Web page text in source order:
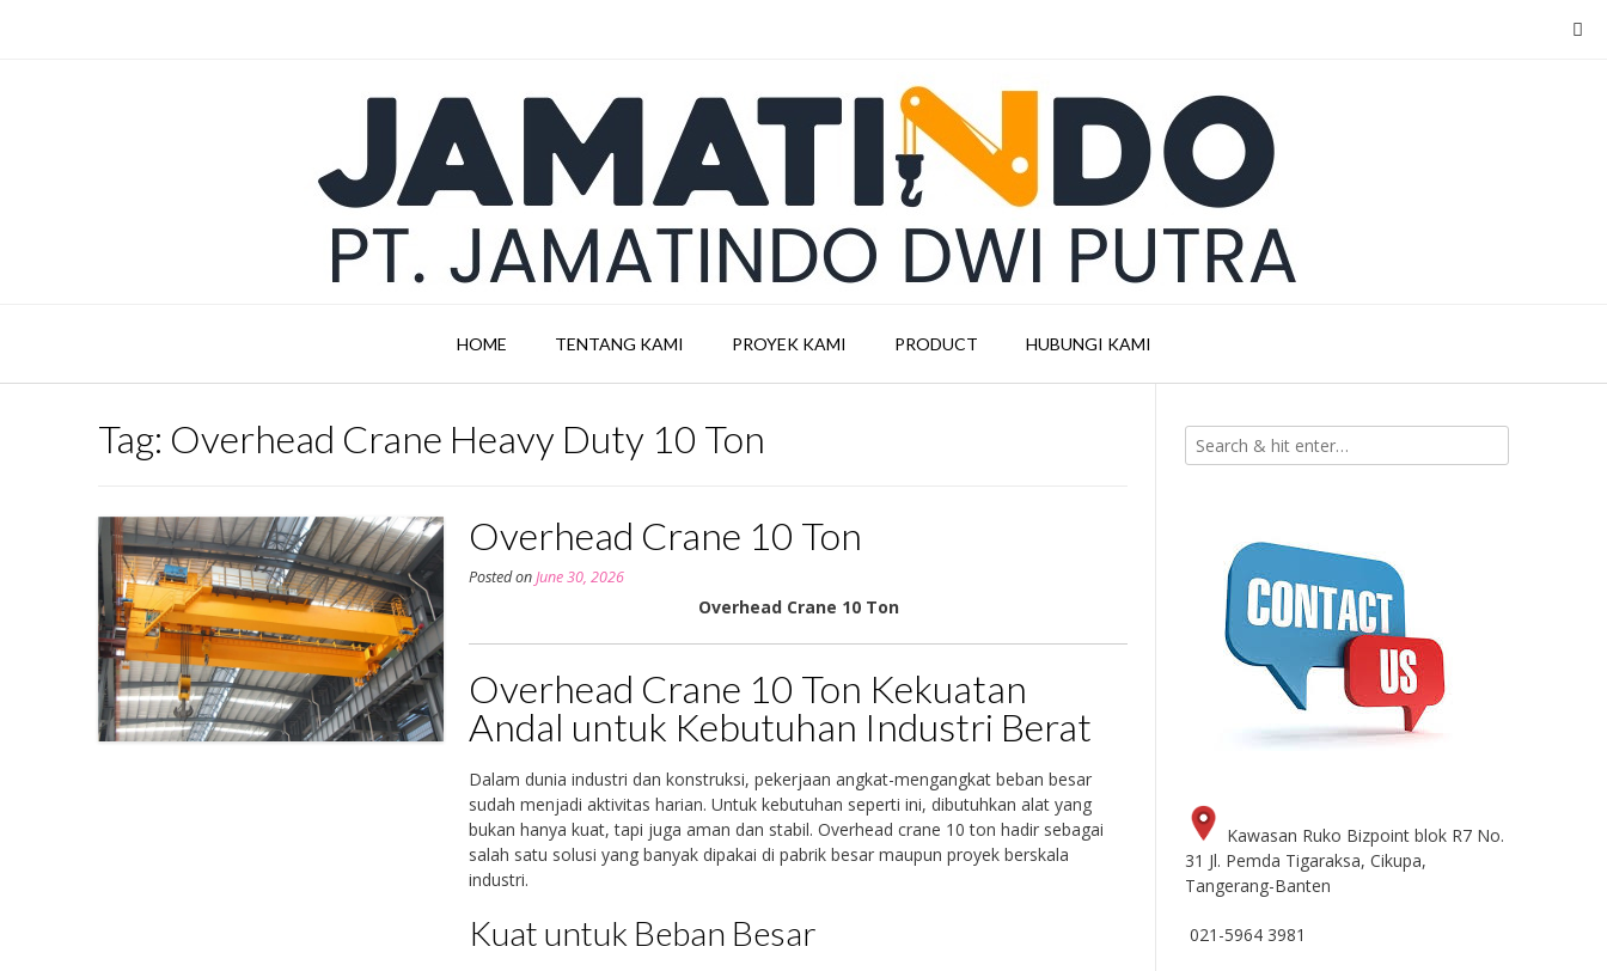
HOME TENTANG KAMI PROYEK KAMI PRODUCT HUBUNGI KAMI
Tag: Overhead Crane Heavy Duty 10 Ton
Overhead Crane 10 Ton
Posted onJune 30, 2026
Overhead Crane 10 Ton
Overhead Crane 10 Ton Kekuatan
Andal untuk Kebutuhan Industri Berat
Dalam dunia industri dan konstruksi, pekerjaan angkat-mengangkat beban besar
sudah menjadi aktivitas harian. Untuk kebutuhan seperti ini, dibutuhkan alat yang
bukan hanya kuat, tapi juga aman dan stabil. Overhead crane 10 ton hadir sebagai
salah satu solusi yang banyak dipakai di pabrik besar maupun proyek berskala
industri.
Kuat untuk Beban Besar
Kawasan Ruko Bizpoint blok R7 No.
31 Jl. Pemda Tigaraksa, Cikupa,
Tangerang-Banten
021-5964 3981